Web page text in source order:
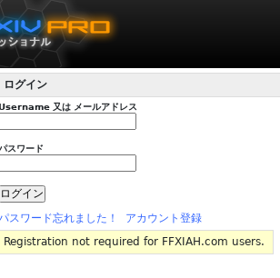
ログイン
Username 又は メールアドレス
スワード
スワード忘れました！
アカウント登録
Registration not required for FFXIAH.com users.